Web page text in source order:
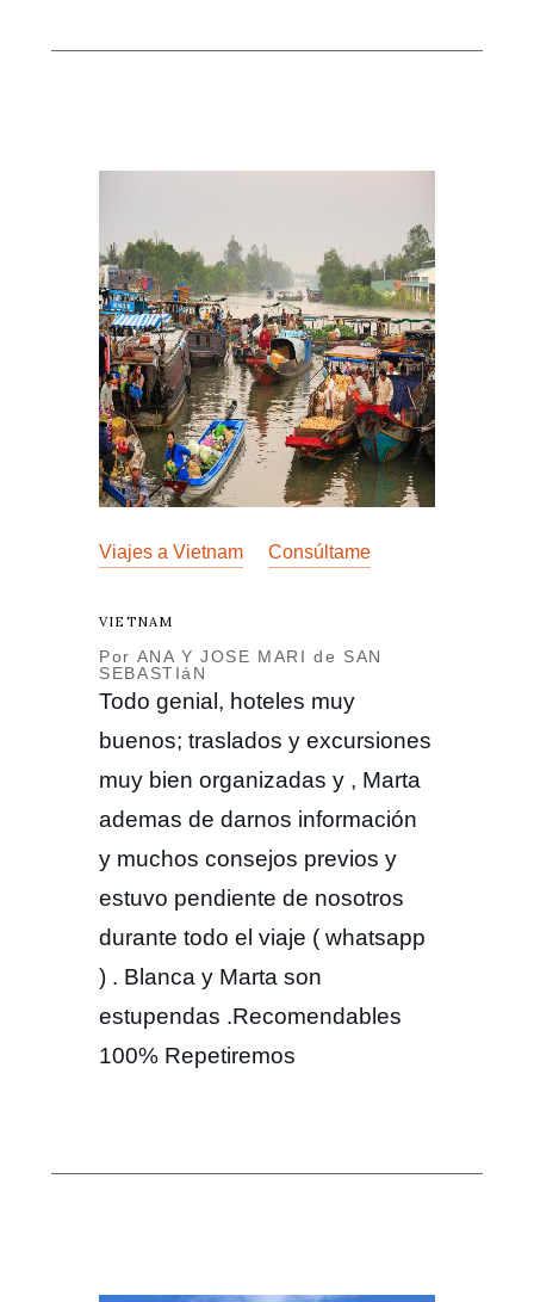
Viajes a Vietnam Consúltame
VIETNAM
Por ANA Y JOSE MARI de SAN
SEBASTIáN
Todo genial, hoteles muy
buenos; traslados y excursiones
muy bien organizadas y , Marta
ademas de darnos información
y muchos consejos previos y
estuvo pendiente de nosotros
durante todo el viaje ( whatsapp
) . Blanca y Marta son
estupendas .Recomendables
100% Repetiremos